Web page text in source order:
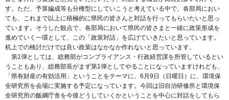
す。ただ、予算編成等も分権型にしていこうと考えている中で、各部局におい
ても、これまで以上に積極的に県民の皆さんと対話を行ってもらいたいと思っ
ています。そうした観点で、各部局において県民の皆さまと一緒に政策形成を
進めていく一環として、この「政策対話」を広げていきたいと思っています。
机上での検討だけでは良い政策はなかなか作れないと思っています。
第1弾としては、総務部がコンプライアンス・行政経営課を所管しているとい
うこともあり、総務部長がまず第1弾としてやることになっていますけれども、
「県有財産の有効活用」ということをテーマに、6月9日（日曜日）に、環境保
全研究所を会場に実施する予定になっています。今回は旧自治研修所と環境保
全研究所の飯綱庁舎を今後どうしていくかということを中心に対話をしてもら